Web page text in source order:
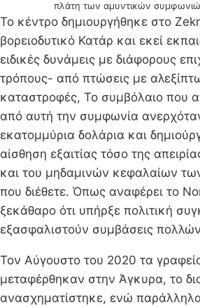
πλάτη των αμυντικών
Το κέντρο δημιουργήθηκε στο
βορειοδυτικό Κατάρ και εκεί
ειδικές δυνάμεις με διάφορους
τρόπους- από πτώσεις με
καταστροφές, Το συμβόλαιο που
από αυτή την συμφωνία
εκατομμύρια δολάρια και
αίσθηση εξαιτίας τόσο της
και του μηδαμινών κεφαλαίων
που διέθετε. Όπως αναφέρει το
ξεκάθαρο ότι υπήρξε πολιτική
εξασφαλιστούν συμβάσεις
Τον Αύγουστο του 2020 τα
μεταφέρθηκαν στην Άγκυρα, το
ανασχηματίστηκε, ενώ παράλληλα